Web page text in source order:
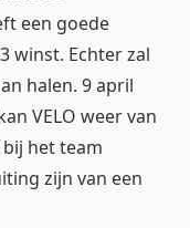
een goede
winst. Echter zal
halen. 9 april
VELO weer van
het team
zijn van een